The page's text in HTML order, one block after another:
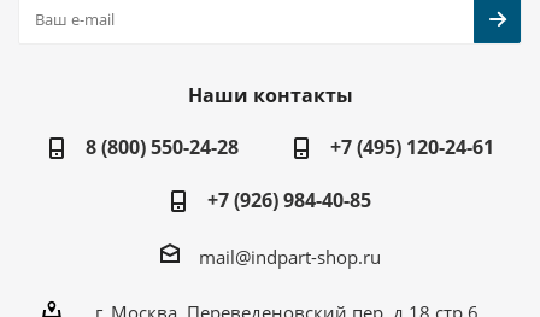
Наши контакты
8 (800) 550-24-28
+7 (495) 120-24-61
+7 (926) 984-40-85
mail@indpart-shop.ru
г. Москва, Переведеновский пер, д.18 стр.6,